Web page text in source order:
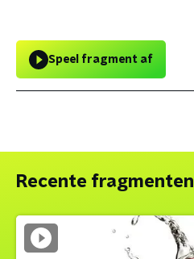
Speel fragment af
Recente fragmenten